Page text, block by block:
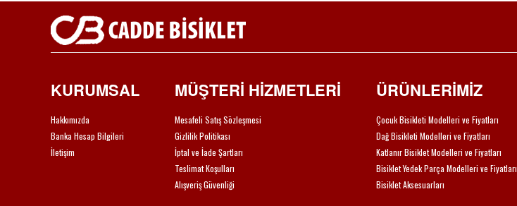
KURUMSAL
Hakkımızda
Banka Hesap Bilgileri
İletişim
MÜŞTERİ HİZMETLERİ
Mesafeli Satış Sözleşmesi
Gizlilik Politikası
İptal ve İade Şartları
Teslimat Koşulları
Alışveriş Güvenliği
ÜRÜNLERİMİZ
Çocuk Bisikleti Modelleri ve Fiyatları
Dağ Bisikleti Modelleri ve Fiyatları
Katlanır Bisiklet Modelleri ve Fiyatları
Bisiklet Yedek Parça Modelleri ve Fiyatları
Bisiklet Aksesuarları